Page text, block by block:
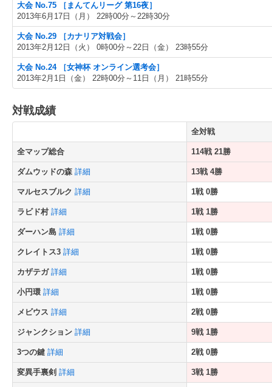
大会 No.75 ［まんてんリーグ 第16夜］
2013年6月17日（月） 22時00分～22時30分
大会 No.29 ［カナリア対戦会］
2013年2月12日（火） 0時00分～22日（金） 23時55分
大会 No.24 ［女神杯 オンライン選考会］
2013年2月1日（金） 22時00分～11日（月） 21時55分
対戦成績
全対戦
全マップ総合 114戦 21勝
ダムウッドの森 詳細 13戦 4勝
マルセスブルク 詳細 1戦 0勝
ラビド村 詳細 1戦 1勝
ダーハン島 詳細 1戦 0勝
クレイトス3 詳細 1戦 0勝
カザテガ 詳細 1戦 0勝
小円環 詳細 1戦 0勝
メビウス 詳細 2戦 0勝
ジャンクション 詳細 9戦 1勝
3つの鍵 詳細 2戦 0勝
変異手裏剣 詳細 3戦 1勝